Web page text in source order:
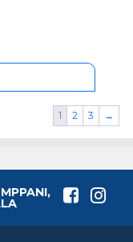
1 2 3 →